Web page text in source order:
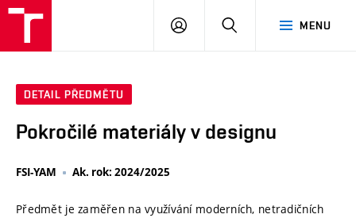
MENU
PŘIHLÁSIT
DETAIL PŘEDMĚTU
Pokročilé materiály v designu
FSI-YAM Ak. rok: 2024/2025
Předmět je zaměřen na využívání moderních, netradičních